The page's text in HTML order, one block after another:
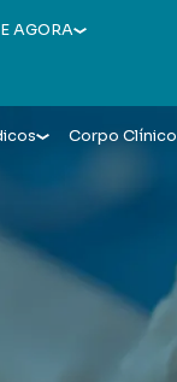
AGORA
Corpo Clínico